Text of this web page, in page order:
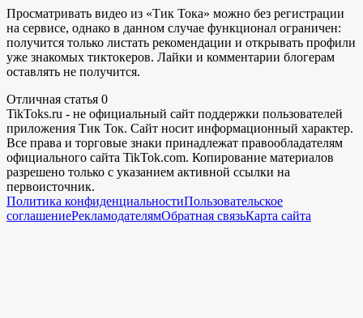
Просматривать видео из «Тик Тока» можно без регистрации
на сервисе, однако в данном случае функционал ограничен:
получится только листать рекомендации и открывать профили
уже знакомых тиктокеров. Лайки и комментарии блогерам
оставлять не получится.
Отличная статья 0
TikToks.ru - не официальный сайт поддержки пользователей
приложения Тик Ток. Сайт носит информационный характер.
Все права и торговые знаки принадлежат правообладателям
официального сайта TikTok.com. Копирование материалов
разрешено только с указанием активной ссылки на
первоисточник.
Политика конфиденциальностиПользовательское
соглашениеРекламодателямОбратная связьКарта сайта